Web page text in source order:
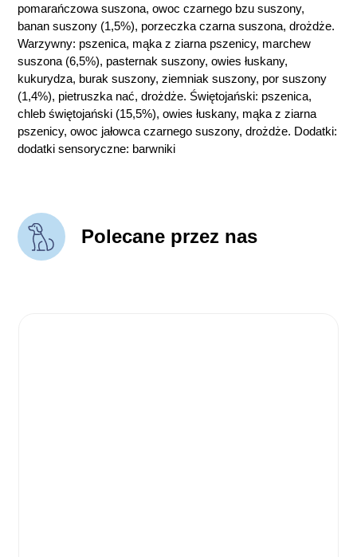
pomarańczowa suszona, owoc czarnego bzu suszony,
banan suszony (1,5%), porzeczka czarna suszona, drożdże.
Warzywny: pszenica, mąka z ziarna pszenicy, marchew
suszona (6,5%), pasternak suszony, owies łuskany,
kukurydza, burak suszony, ziemniak suszony, por suszony
(1,4%), pietruszka nać, drożdże. Świętojański: pszenica,
chleb świętojański (15,5%), owies łuskany, mąka z ziarna
pszenicy, owoc jałowca czarnego suszony, drożdże. Dodatki:
dodatki sensoryczne: barwniki
Polecane przez nas